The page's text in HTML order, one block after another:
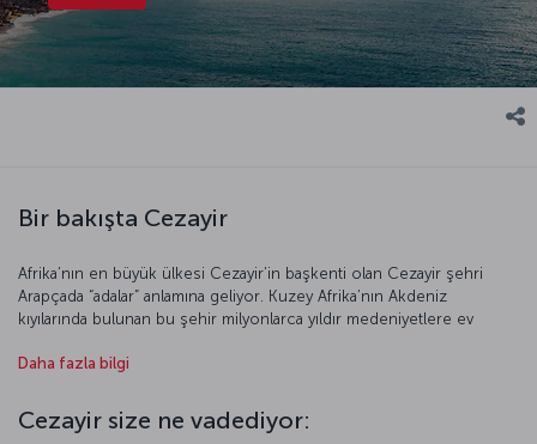
Bir bakışta Cezayir
Afrika’nın en büyük ülkesi Cezayir’in başkenti olan Cezayir şehri
Arapçada “adalar” anlamına geliyor. Kuzey Afrika’nın Akdeniz
kıyılarında bulunan bu şehir milyonlarca yıldır medeniyetlere ev
de anlayabiliyoruz. Antik çağda Mısır ve Kartaca ile ilişkisi bulunan
Reis’in fethetmesiyle Osmanlı topraklarına katıldı. O dönemde
korsanlarıyla Avrupa’ya korku salan Cezayir, 1830 yılındaki Fransız
Daha fazla bilgi
Cezayir size ne vadediyor: